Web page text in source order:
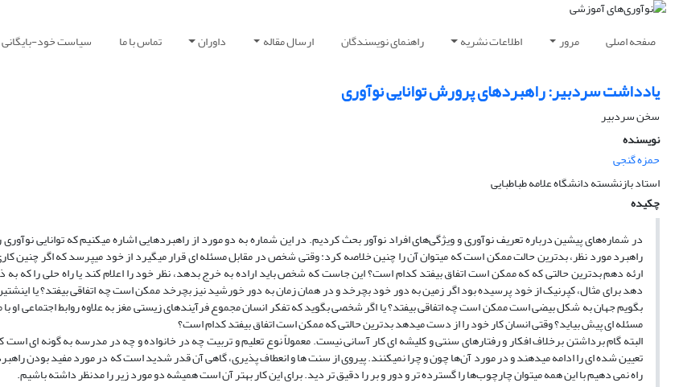
صفحه اصلی مرور اطلاعات نشریه راهنمای نویسندگان ارسال مقاله داوران تماس با ما سیاست خود-بایگانی
یادداشت سردبیر: راهبرد‌های پرورش توانایی نوآوری
سخن سردبیر
نویسنده
حمزه گنجی
استاد بازنشسته دانشگاه علامه طباطبایی
چکیده
در شماره‌های پیشین درباره تعریف نوآوری و ویژگی‌های افراد نوآور بحث کردیم. در این شماره به دو مورد از راهبرد‌هایی اشاره میکنیم که توانایی
راهبرد مورد نظر، بدترین حالت ممکن است که میتوان آن را چنین خلاصه کرد: وقتی شخص در مقابل مسئله ای قرار میگیرد از خود میپرسد که اگر چنین کاری
ارئه دهم بدترین حالتی که که ممکن است اتفاق بیفتد کدام است؟ این جاست که شخص باید اراده به خرج بدهد، نظر خود را اعلام کند یا راه حلی را که
دهد برای مثال، کپرنیک از خود پرسیده بود اگر زمین به دور خود بچرخد و در همان زمان به دور خورشید نیز بچرخد ممکن است چه اتفاقی بیفتد؟ یا
بگویم جهان به شکل بیضی است ممکن است چه اتفاقی بیفتد؟ یا اگر شخصی بگوید که تفکر انسان مجموع فرآیند‌های زیستی مغز به علاوه روابط اجتماعی او
مسئله ای پیش بیاید؟ وقتی انسان کار خود را از دست میدهد بدترین حالتی که ممکن است اتفاق بیفتد کدام است؟
البته گام برداشتن برخلاف افکار و رفتار‌های سنتی و کلیشه ای کار آسانی نیست. معمولاً نوع تعلیم و تربیت چه در خانواده و چه در مدرسه به گونه ای
تعیین شده ای را ادامه میدهند و در مورد آن‌‌ها چون و چرا نمیکنند. پیروی از سنت ‌‌ها و انعطاف پذیری، گاهی آن قدر شدید است که در مورد مفید بودن
راه نمی دهیم با این همه میتوان چارچوب‌‌ها را گسترده تر و دور و بر را دقیق تر دید. برای این کار بهتر آن است همیشه دو مورد زیر را مدنظر داشته باشیم.